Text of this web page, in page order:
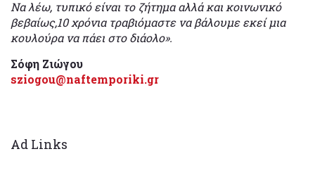
Να λέω, τυπικό είναι το ζήτημα αλλά και κοινωνικό
βεβαίως,10 χρόνια τραβιόμαστε να βάλουμε εκεί μια
κουλούρα να πάει στο διάολο».
Σόφη Ζιώγου
sziogou@naftemporiki.gr
Ad Links